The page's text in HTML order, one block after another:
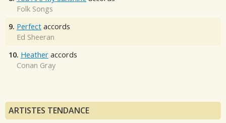
Folk Songs
9. Perfect accords
Ed Sheeran
10. Heather accords
Conan Gray
ARTISTES TENDANCE